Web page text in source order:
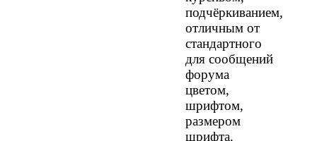
подчёркиванием,
отличным от
стандартного
для сообщений
форума
цветом,
шрифтом,
размером
шрифта.